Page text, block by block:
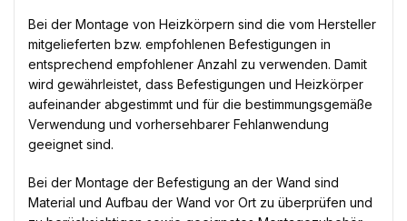
Bei der Montage von Heizkörpern sind die vom Hersteller
mitgelieferten bzw. empfohlenen Befestigungen in
entsprechend empfohlener Anzahl zu verwenden. Damit
wird gewährleistet, dass Befestigungen und Heizkörper
aufeinander abgestimmt und für die bestimmungsgemäße
Verwendung und vorhersehbarer Fehlanwendung
geeignet sind.
Bei der Montage der Befestigung an der Wand sind
Material und Aufbau der Wand vor Ort zu überprüfen und